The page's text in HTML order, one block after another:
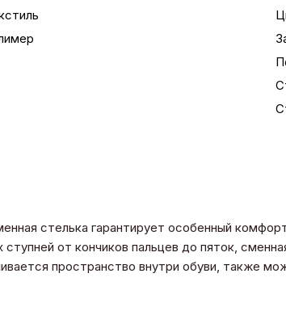
стелька гарантирует особенный
от кончиков пальцев до пяток,
пространство внутри обуви, также